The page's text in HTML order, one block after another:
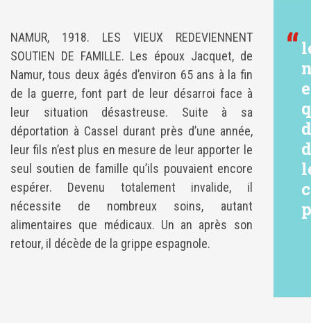
NAMUR, 1918. LES VIEUX REDEVIENNENT
SOUTIEN DE FAMILLE. Les époux Jacquet, de
Namur, tous deux âgés d’environ 65 ans à la fin
de la guerre, font part de leur désarroi face à
leur situation désastreuse. Suite à sa
déportation à Cassel durant près d’une année,
leur fils n’est plus en mesure de leur apporter le
seul soutien de famille qu’ils pouvaient encore
espérer. Devenu totalement invalide, il
nécessite de nombreux soins, autant
alimentaires que médicaux. Un an après son
retour, il décède de la grippe espagnole.